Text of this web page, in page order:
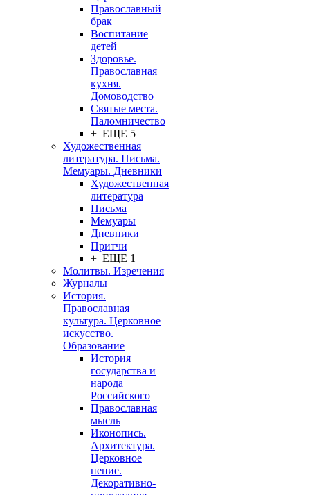
Православный
брак
Воспитание
детей
Здоровье.
Православная
кухня.
Домоводство
Святые места.
Паломничество
+ ЕЩЕ 5
Художественная
литература. Письма.
Мемуары. Дневники
Художественная
литература
Письма
Мемуары
Дневники
Притчи
+ ЕЩЕ 1
Молитвы. Изречения
Журналы
История.
Православная
культура. Церковное
искусство.
Образование
История
государства и
народа
Российского
Православная
мысль
Иконопись.
Архитектура.
Церковное
пение.
Декоративно-